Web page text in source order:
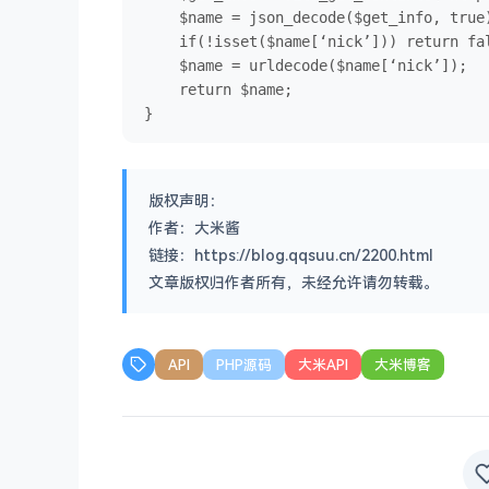
$name = json_decode($get_info,
if(!isset($name[‘nick’])) return
    $name = urldecode($name[‘nick’]);
    return $name;
}
版权声明：
作者：大米酱
链接：https://blog.qqsuu.cn/2200.html
文章版权归作者所有，未经允许请勿转载。
API PHP源码 大米API 大米博客